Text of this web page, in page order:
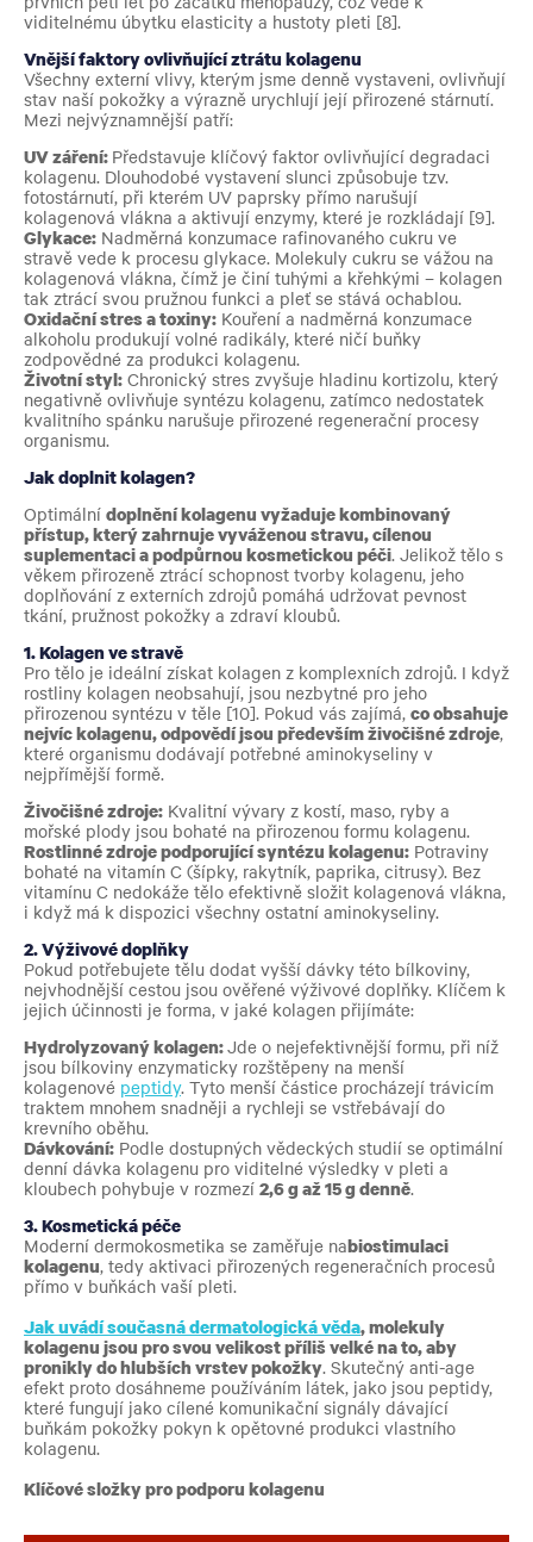
viditelnému úbytku elasticity a hustoty pleti [8].
Vnější faktory ovlivňující ztrátu kolagenu
Všechny externí vlivy, kterým jsme denně vystaveni, ovlivňují
stav naší pokožky a výrazně urychlují její přirozené stárnutí.
Mezi nejvýznamnější patří:
UV záření: Představuje klíčový faktor ovlivňující degradaci
kolagenu. Dlouhodobé vystavení slunci způsobuje tzv.
fotostárnutí, při kterém UV paprsky přímo narušují
kolagenová vlákna a aktivují enzymy, které je rozkládají [9].
Glykace: Nadměrná konzumace rafinovaného cukru ve
stravě vede k procesu glykace. Molekuly cukru se vážou na
kolagenová vlákna, čímž je činí tuhými a křehkými – kolagen
tak ztrácí svou pružnou funkci a pleť se stává ochablou.
Oxidační stres a toxiny: Kouření a nadměrná konzumace
alkoholu produkují volné radikály, které ničí buňky
zodpovědné za produkci kolagenu.
Životní styl: Chronický stres zvyšuje hladinu kortizolu, který
negativně ovlivňuje syntézu kolagenu, zatímco nedostatek
kvalitního spánku narušuje přirozené regenerační procesy
organismu.
Jak doplnit kolagen?
Optimální doplnění kolagenu vyžaduje kombinovaný
přístup, který zahrnuje vyváženou stravu, cílenou
suplementaci a podpůrnou kosmetickou péči. Jelikož tělo s
věkem přirozeně ztrácí schopnost tvorby kolagenu, jeho
doplňování z externích zdrojů pomáhá udržovat pevnost
tkání, pružnost pokožky a zdraví kloubů.
1. Kolagen ve stravě
Pro tělo je ideální získat kolagen z komplexních zdrojů. I když
rostliny kolagen neobsahují, jsou nezbytné pro jeho
přirozenou syntézu v těle [10]. Pokud vás zajímá, co obsahuje
nejvíc kolagenu, odpovědí jsou především živočišné zdroje,
které organismu dodávají potřebné aminokyseliny v
nejpřímější formě.
Živočišné zdroje: Kvalitní vývary z kostí, maso, ryby a
mořské plody jsou bohaté na přirozenou formu kolagenu.
Rostlinné zdroje podporující syntézu kolagenu: Potraviny
bohaté na vitamín C (šípky, rakytník, paprika, citrusy). Bez
vitamínu C nedokáže tělo efektivně složit kolagenová vlákna,
i když má k dispozici všechny ostatní aminokyseliny.
2. Výživové doplňky
Pokud potřebujete tělu dodat vyšší dávky této bílkoviny,
nejvhodnější cestou jsou ověřené výživové doplňky. Klíčem k
jejich účinnosti je forma, v jaké kolagen přijímáte:
Hydrolyzovaný kolagen:Jde o nejefektivnější formu, při níž
jsou bílkoviny enzymaticky rozštěpeny na menší
kolagenové peptidy. Tyto menší částice procházejí trávicím
traktem mnohem snadněji a rychleji se vstřebávají do
krevního oběhu.
Dávkování: Podle dostupných vědeckých studií se optimální
denní dávka kolagenu pro viditelné výsledky v pleti a
kloubech pohybuje v rozmezí 2,6 g až 15 g denně.
3. Kosmetická péče
Moderní dermokosmetika se zaměřuje nabiostimulaci
kolagenu, tedy aktivaci přirozených regeneračních procesů
přímo v buňkách vaší pleti.
Jak uvádí současná dermatologická věda, molekuly
kolagenu jsou pro svou velikost příliš velké na to, aby
pronikly do hlubších vrstev pokožky. Skutečný anti-age
efekt proto dosáhneme používáním látek, jako jsou peptidy,
které fungují jako cílené komunikační signály dávající
buňkám pokožky pokyn k opětovné produkci vlastního
kolagenu.
Klíčové složky pro podporu kolagenu